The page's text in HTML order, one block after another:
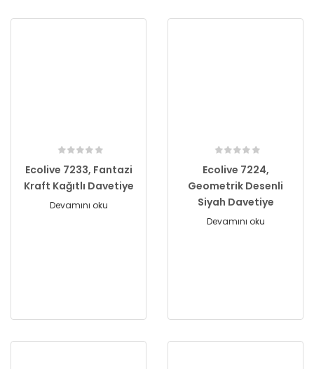
Ecolive 7233, Fantazi
Kraft Kağıtlı Davetiye
Devamını oku
Ecolive 7224,
Geometrik Desenli
Siyah Davetiye
Devamını oku